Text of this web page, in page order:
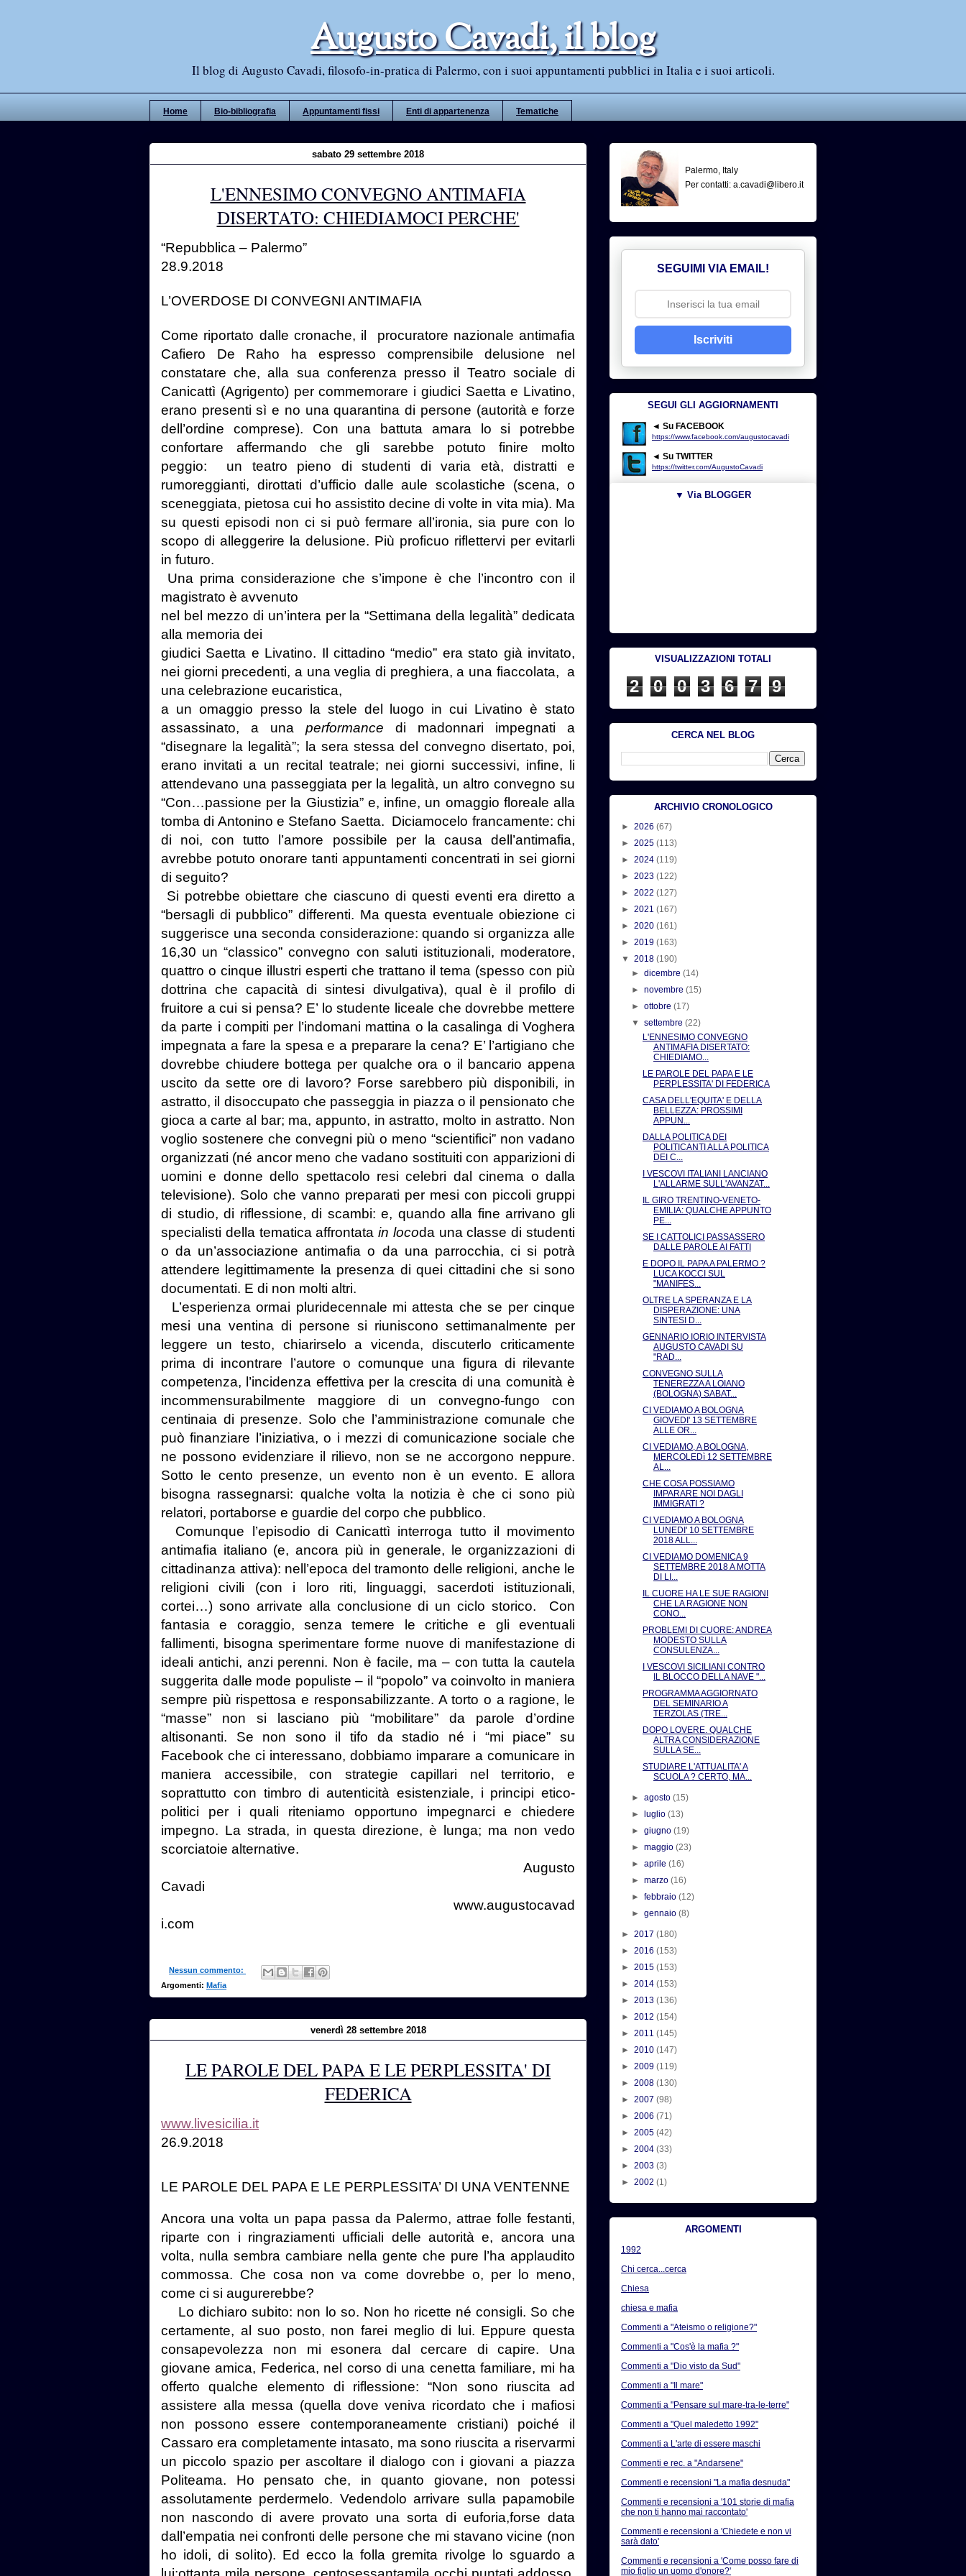
Augusto Cavadi, il blog
Il blog di Augusto Cavadi, filosofo-in-pratica di Palermo, con i suoi appuntamenti pubblici in Italia e i suoi articoli.
Home Bio-bibliografia Appuntamenti fissi Enti di appartenenza Tematiche
sabato 29 settembre 2018
L'ENNESIMO CONVEGNO ANTIMAFIA
DISERTATO: CHIEDIAMOCI PERCHE'
“Repubblica – Palermo”
28.9.2018
L’OVERDOSE DI CONVEGNI ANTIMAFIA
Come riportato dalle cronache, il procuratore nazionale antimafia
Cafiero De Raho ha espresso comprensibile delusione nel
constatare che, alla sua conferenza presso il Teatro sociale di
Canicattì (Agrigento) per commemorare i giudici Saetta e Livatino,
erano presenti sì e no una quarantina di persone (autorità e forze
dell’ordine comprese). Con una battuta amara lo si potrebbe
confortare affermando che gli sarebbe potuto finire molto
peggio: un teatro pieno di studenti di varia età, distratti e
rumoreggianti, dirottati d’ufficio dalle aule scolastiche (scena, o
sceneggiata, pietosa cui ho assistito decine di volte in vita mia). Ma
su questi episodi non ci si può fermare all’ironia, sia pure con lo
scopo di alleggerire la delusione. Più proficuo riflettervi per evitarli
in futuro.
Una prima considerazione che s’impone è che l’incontro con il
magistrato è avvenuto
nel bel mezzo di un’intera per la “Settimana della legalità” dedicata
alla memoria dei
giudici Saetta e Livatino. Il cittadino “medio” era stato già invitato,
nei giorni precedenti, a una veglia di preghiera, a una fiaccolata, a
una celebrazione eucaristica,
a un omaggio presso la stele del luogo in cui Livatino è stato
assassinato, a una performance di madonnari impegnati a
“disegnare la legalità”; la sera stessa del convegno disertato, poi,
erano invitati a un recital teatrale; nei giorni successivi, infine, li
attendevano una passeggiata per la legalità, un altro convegno su
“Con…passione per la Giustizia” e, infine, un omaggio floreale alla
tomba di Antonino e Stefano Saetta. Diciamocelo francamente: chi
di noi, con tutto l’amore possibile per la causa dell’antimafia,
avrebbe potuto onorare tanti appuntamenti concentrati in sei giorni
di seguito?
Si potrebbe obiettare che ciascuno di questi eventi era diretto a
“bersagli di pubblico” differenti. Ma questa eventuale obiezione ci
suggerisce una seconda considerazione: quando si organizza alle
16,30 un “classico” convegno con saluti istituzionali, moderatore,
quattro o cinque illustri esperti che trattano il tema (spesso con più
dottrina che capacità di sintesi divulgativa), qual è il profilo di
fruitore a cui si pensa? E’ lo studente liceale che dovrebbe mettere
da parte i compiti per l’indomani mattina o la casalinga di Voghera
impegnata a fare la spesa e a preparare la cena? E’ l’artigiano che
dovrebbe chiudere bottega per qualche ora o il bancario appena
uscito da sette ore di lavoro? Forse sarebbero più disponibili, in
astratto, il disoccupato che passeggia in piazza o il pensionato che
gioca a carte al bar; ma, appunto, in astratto, molto in astratto. Non
voglio sostenere che convegni più o meno “scientifici” non vadano
organizzati (né ancor meno che vadano sostituiti con apparizioni di
uomini e donne dello spettacolo resi celebri dal cinema o dalla
televisione). Solo che vanno preparati per mesi con piccoli gruppi
di studio, di riflessione, di scambi: e, quando alla fine arrivano gli
specialisti della tematica affrontatain locoda una classe di studenti
o da un’associazione antimafia o da una parrocchia, ci si potrà
attendere legittimamente la presenza di quei cittadini che si sono
documentati. E di non molti altri.
L’esperienza ormai pluridecennale mi attesta che se per cinque
mesi una ventina di persone si riuniscono settimanalmente per
leggere un testo, chiarirselo a vicenda, discuterlo criticamente
prima di incontrare l’autore o comunque una figura di rilevante
competenza, l’incidenza effettiva per la crescita di una comunità è
incommensurabilmente maggiore di un convegno-fungo con
centinaia di presenze. Solo che l’amministrazione comunale che
può finanziare l’iniziativa, o i mezzi di comunicazione sociale che
ne possono evidenziare il rilievo, non se ne accorgono neppure.
Sotto le cento presenze, un evento non è un evento. E allora
bisogna rassegnarsi: qualche volta la notizia è che ci sono più
relatori, portaborse e guardie del corpo che pubblico.
Comunque l’episodio di Canicattì interroga tutto il movimento
antimafia italiano (e, ancora più in generale, le organizzazioni di
cittadinanza attiva): nell’epoca del tramonto delle religioni, anche le
religioni civili (con i loro riti, linguaggi, sacerdoti istituzionali,
cortei…) sono arrivate alla conclusione di un ciclo storico. Con
fantasia e coraggio, senza temere le critiche e gli eventuali
fallimenti, bisogna sperimentare forme nuove di manifestazione di
ideali antichi, anzi perenni. Non è facile, ma – con tutta la cautela
suggerita dalle mode populiste – il “popolo” va coinvolto in maniera
sempre più rispettosa e responsabilizzante. A torto o a ragione, le
“masse” non si lasciano più “mobilitare” da parole d’ordine
altisonanti. Se non sono il tifo da stadio né i “mi piace” su
Facebook che ci interessano, dobbiamo imparare a comunicare in
maniera accessibile, con strategie capillari nel territorio, e
soprattutto con timbro di autenticità esistenziale, i principi etico-
politici per i quali riteniamo opportuno impegnarci e chiedere
impegno. La strada, in questa direzione, è lunga; ma non vedo
scorciatoie alternative.
Augusto
Cavadi
www.augustocavad
i.com
Nessun commento:
Argomenti: Mafia
venerdì 28 settembre 2018
LE PAROLE DEL PAPA E LE PERPLESSITA' DI
FEDERICA
www.livesicilia.it
26.9.2018
LE PAROLE DEL PAPA E LE PERPLESSITA’ DI UNA VENTENNE
Ancora una volta un papa passa da Palermo, attrae folle festanti,
riparte con i ringraziamenti ufficiali delle autorità e, ancora una
volta, nulla sembra cambiare nella gente che pure l’ha applaudito
commossa. Che cosa non va come dovrebbe o, per lo meno,
come ci si augurerebbe?
Lo dichiaro subito: non lo so. Non ho ricette né consigli. So che
certamente, al suo posto, non farei meglio di lui. Eppure questa
consapevolezza non mi esonera dal cercare di capire. Una
giovane amica, Federica, nel corso di una cenetta familiare, mi ha
offerto qualche elemento di riflessione:“Non sono riuscita ad
assistere alla messa (quella dove veniva ricordato che i mafiosi
non possono essere contemporaneamente cristiani) poiché il
Cassaro era completamente intasato, ma sono riuscita a riservarmi
un piccolo spazio per ascoltare il dialogo con i giovani a piazza
Politeama. Ho pensato che, in quanto giovane, non potessi
assolutamente perdermelo. Vedendolo arrivare sulla papamobile
non nascondo di avere provato una sorta di euforia,forse data
dall’empatia nei confronti delle persone che mi stavano vicine (non
ho idoli, di solito). Ed ecco la folla gremita rivolge lo sguardo a
Palermo, Italy
Per contatti: a.cavadi@libero.it
SEGUIMI VIA EMAIL!
Iscriviti
SEGUI GLI AGGIORNAMENTI
◄ Su FACEBOOK
https://www.facebook.com/augustocavadi
◄ Su TWITTER
https://twitter.com/AugustoCavadi
▼ Via BLOGGER
VISUALIZZAZIONI TOTALI
2 0 0 3 6 7 9
CERCA NEL BLOG
ARCHIVIO CRONOLOGICO
► 2026 (67)
► 2025 (113)
► 2024 (119)
► 2023 (122)
► 2022 (127)
► 2021 (167)
► 2020 (161)
► 2019 (163)
▼ 2018 (190)
►dicembre(14)
►novembre(15)
►ottobre(17)
▼settembre(22)
L'ENNESIMO CONVEGNO
ANTIMAFIA DISERTATO:
CHIEDIAMO...
LE PAROLE DEL PAPA E LE
PERPLESSITA' DI FEDERICA
CASA DELL'EQUITA' E DELLA
BELLEZZA: PROSSIMI
APPUN...
DALLA POLITICA DEI
POLITICANTI ALLA POLITICA
DEI C...
I VESCOVI ITALIANI LANCIANO
L'ALLARME SULL'AVANZAT...
IL GIRO TRENTINO-VENETO-
EMILIA: QUALCHE APPUNTO
PE...
SE I CATTOLICI PASSASSERO
DALLE PAROLE AI FATTI
E DOPO IL PAPA A PALERMO ?
LUCA KOCCI SUL
"MANIFES...
OLTRE LA SPERANZA E LA
DISPERAZIONE: UNA
SINTESI D...
GENNARIO IORIO INTERVISTA
AUGUSTO CAVADI SU
"RAD...
CONVEGNO SULLA
TENEREZZA A LOIANO
(BOLOGNA) SABAT...
CI VEDIAMO A BOLOGNA
GIOVEDI' 13 SETTEMBRE
ALLE OR...
CI VEDIAMO, A BOLOGNA,
MERCOLEDì 12 SETTEMBRE
AL...
CHE COSA POSSIAMO
IMPARARE NOI DAGLI
IMMIGRATI ?
CI VEDIAMO A BOLOGNA
LUNEDI' 10 SETTEMBRE
2018 ALL...
CI VEDIAMO DOMENICA 9
SETTEMBRE 2018 A MOTTA
DI LI...
IL CUORE HA LE SUE RAGIONI
CHE LA RAGIONE NON
CONO...
PROBLEMI DI CUORE: ANDREA
MODESTO SULLA
CONSULENZA...
I VESCOVI SICILIANI CONTRO
IL BLOCCO DELLA NAVE "...
PROGRAMMA AGGIORNATO
DEL SEMINARIO A
TERZOLAS (TRE...
DOPO LOVERE. QUALCHE
ALTRA CONSIDERAZIONE
SULLA SE...
STUDIARE L'ATTUALITA' A
SCUOLA ? CERTO, MA...
►agosto(15)
►
luglio(13)
►giugno(19)
►maggio(23)
►aprile(16)
►marzo(16)
►febbraio(12)
►gennaio(8)
► 2017 (180)
► 2016 (153)
► 2015 (153)
► 2014 (153)
► 2013 (136)
► 2012 (154)
► 2011 (145)
► 2010 (147)
► 2009 (119)
► 2008 (130)
► 2007 (98)
► 2006 (71)
► 2005 (42)
► 2004 (33)
► 2003 (3)
► 2002 (1)
ARGOMENTI
1992
Chi cerca...cerca
Chiesa
chiesa e mafia
Commenti a "Ateismo o religione?"
Commenti a "Cos'è la mafia ?"
Commenti a "Dio visto da Sud"
Commenti a "Il mare"
Commenti a "Pensare sul mare-tra-le-terre"
Commenti a "Quel maledetto 1992"
Commenti a L'arte di essere maschi
Commenti e rec. a "Andarsene"
Commenti e recensioni "La mafia desnuda"
Commenti e recensioni a '101 storie di mafia
che non ti hanno mai raccontato'
Commenti e recensioni a 'Chiedete e non vi
sarà dato'
Commenti e recensioni a 'Come posso fare di
mio figlio un uomo d'onore?'